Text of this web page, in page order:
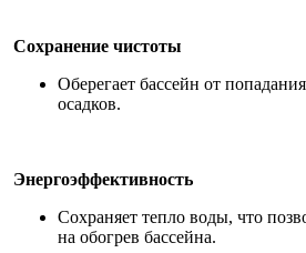
Сохранение чистоты
Оберегает бассейн от
осадков.
Энергоэффективность
Сохраняет тепло воды, что
на обогрев бассейна.